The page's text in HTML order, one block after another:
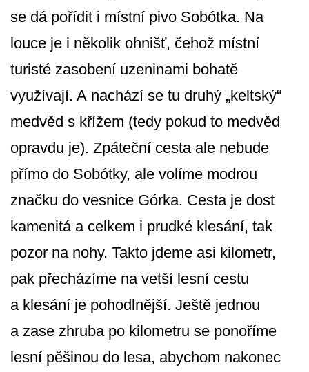
se dá pořídit i místní pivo Sobótka. Na
louce je i několik ohnišť, čehož místní
turisté zasobení uzeninami bohatě
využívají. A nachází se tu druhý „keltský“
medvěd s křížem (tedy pokud to medvěd
opravdu je). Zpáteční cesta ale nebude
přímo do Sobótky, ale volíme modrou
značku do vesnice Górka. Cesta je dost
kamenitá a celkem i prudké klesání, tak
pozor na nohy. Takto jdeme asi kilometr,
pak přecházíme na vetší lesní cestu
a klesání je pohodlnější. Ještě jednou
a zase zhruba po kilometru se ponoříme
lesní pěšinou do lesa, abychom nakonec